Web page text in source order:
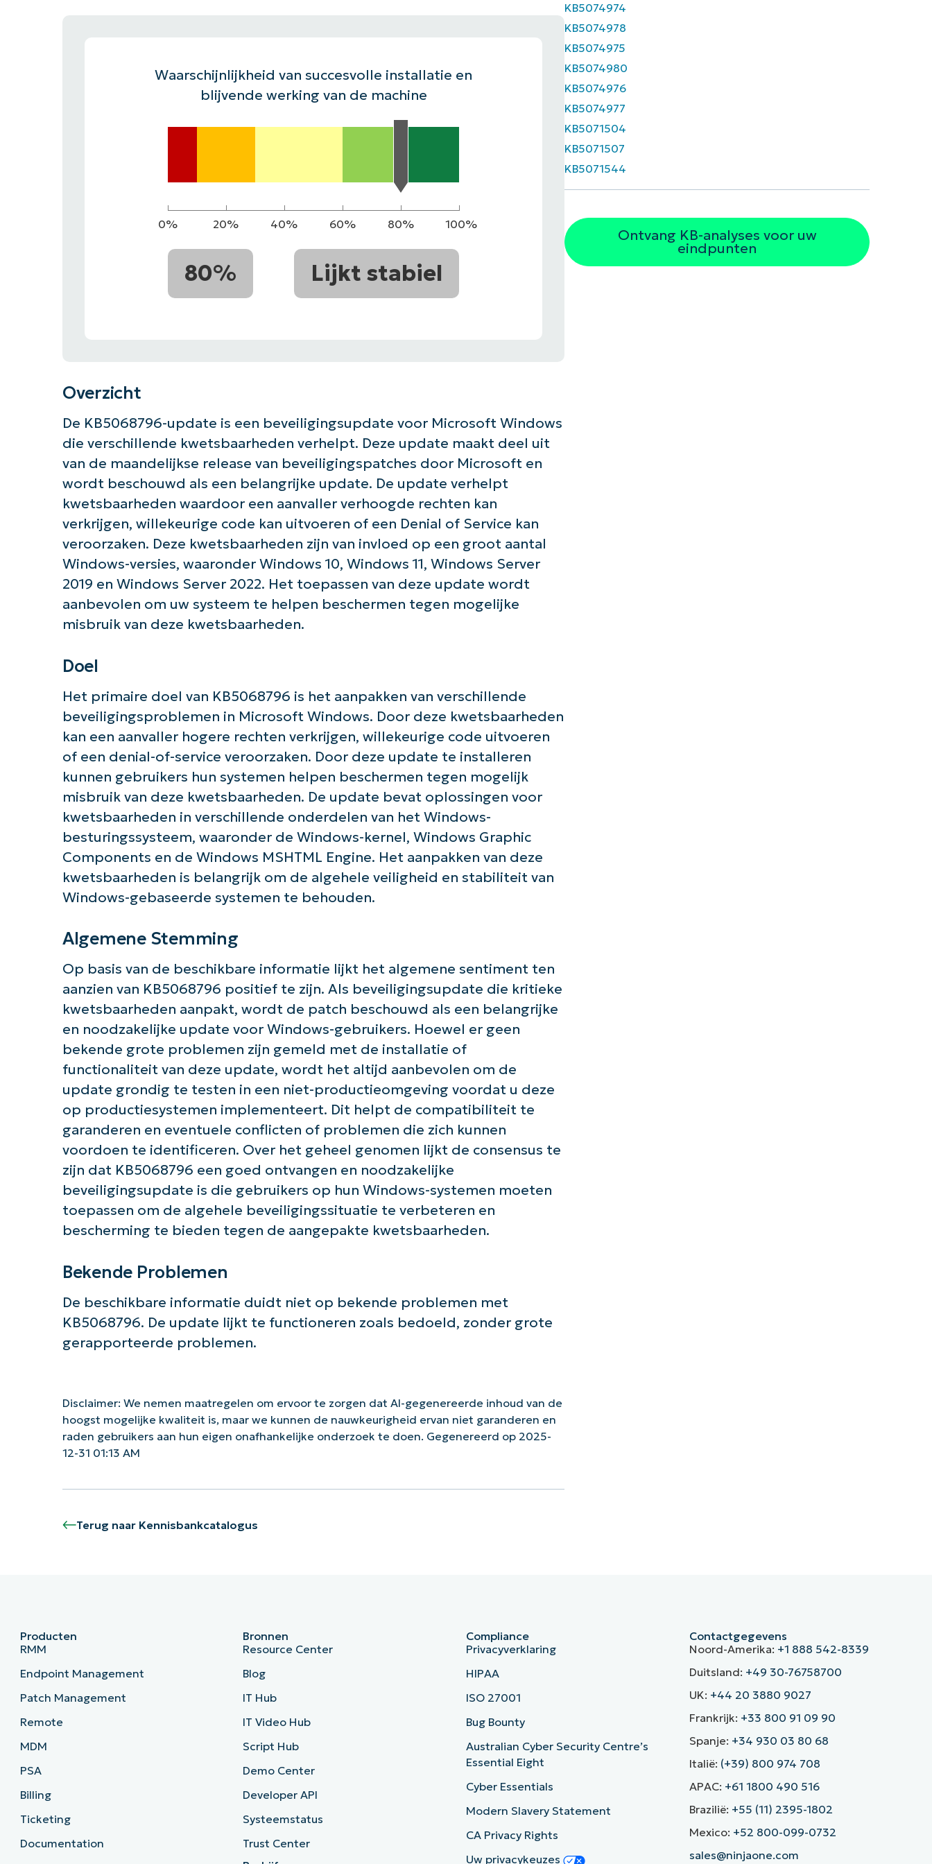
Waarschijnlijkheid van succesvolle installatie en
blijvende werking van de machine
0% 20% 40% 60% 80% 100%
80% Lijkt stabiel
Overzicht
De KB5068796-update is een beveiligingsupdate voor Microsoft Windows
die verschillende kwetsbaarheden verhelpt. Deze update maakt deel uit
van de maandelijkse release van beveiligingspatches door Microsoft en
wordt beschouwd als een belangrijke update. De update verhelpt
kwetsbaarheden waardoor een aanvaller verhoogde rechten kan
verkrijgen, willekeurige code kan uitvoeren of een Denial of Service kan
veroorzaken. Deze kwetsbaarheden zijn van invloed op een groot aantal
Windows-versies, waaronder Windows 10, Windows 11, Windows Server
2019 en Windows Server 2022. Het toepassen van deze update wordt
aanbevolen om uw systeem te helpen beschermen tegen mogelijke
misbruik van deze kwetsbaarheden.
Doel
Het primaire doel van KB5068796 is het aanpakken van verschillende
beveiligingsproblemen in Microsoft Windows. Door deze kwetsbaarheden
kan een aanvaller hogere rechten verkrijgen, willekeurige code uitvoeren
of een denial-of-service veroorzaken. Door deze update te installeren
kunnen gebruikers hun systemen helpen beschermen tegen mogelijk
misbruik van deze kwetsbaarheden. De update bevat oplossingen voor
kwetsbaarheden in verschillende onderdelen van het Windows-
besturingssysteem, waaronder de Windows-kernel, Windows Graphic
Components en de Windows MSHTML Engine. Het aanpakken van deze
kwetsbaarheden is belangrijk om de algehele veiligheid en stabiliteit van
Windows-gebaseerde systemen te behouden.
Algemene Stemming
Op basis van de beschikbare informatie lijkt het algemene sentiment ten
aanzien van KB5068796 positief te zijn. Als beveiligingsupdate die kritieke
kwetsbaarheden aanpakt, wordt de patch beschouwd als een belangrijke
en noodzakelijke update voor Windows-gebruikers. Hoewel er geen
bekende grote problemen zijn gemeld met de installatie of
functionaliteit van deze update, wordt het altijd aanbevolen om de
update grondig te testen in een niet-productieomgeving voordat u deze
op productiesystemen implementeert. Dit helpt de compatibiliteit te
garanderen en eventuele conflicten of problemen die zich kunnen
voordoen te identificeren. Over het geheel genomen lijkt de consensus te
zijn dat KB5068796 een goed ontvangen en noodzakelijke
beveiligingsupdate is die gebruikers op hun Windows-systemen moeten
toepassen om de algehele beveiligingssituatie te verbeteren en
bescherming te bieden tegen de aangepakte kwetsbaarheden.
Bekende Problemen
De beschikbare informatie duidt niet op bekende problemen met
KB5068796. De update lijkt te functioneren zoals bedoeld, zonder grote
gerapporteerde problemen.
Disclaimer: We nemen maatregelen om ervoor te zorgen dat AI-gegenereerde inhoud van de
hoogst mogelijke kwaliteit is, maar we kunnen de nauwkeurigheid ervan niet garanderen en
raden gebruikers aan hun eigen onafhankelijke onderzoek te doen. Gegenereerd op 2025-
12-31 01:13 AM
Terug naar Kennisbankcatalogus
KB5074974
KB5074978
KB5074975
KB5074980
KB5074976
KB5074977
KB5071504
KB5071507
KB5071544
Ontvang KB-analyses voor uw
eindpunten
Aan de slag met NinjaOne AI-gestuurde KB-analyses!
and
last
name*
Business
email*
Company
name*
Producten
RMM
Endpoint Management
Patch Management
Remote
MDM
PSA
Billing
Ticketing
Documentation
Bronnen
Resource Center
Blog
IT Hub
IT Video Hub
Script Hub
Demo Center
Developer API
Systeemstatus
Trust Center
Compliance
Privacyverklaring
HIPAA
ISO 27001
Bug Bounty
Australian Cyber Security Centre’s
Essential Eight
Cyber Essentials
Modern Slavery Statement
CA Privacy Rights
Uw privacykeuzes
Contactgegevens
Noord-Amerika: +1 888 542-8339
Duitsland: +49 30-76758700
UK: +44 20 3880 9027
Frankrijk: +33 800 91 09 90
Spanje: +34 930 03 80 68
Italië: (+39) 800 974 708
APAC: +61 1800 490 516
Brazilië: +55 (11) 2395-1802
Mexico: +52 800-099-0732
sales@ninjaone.com